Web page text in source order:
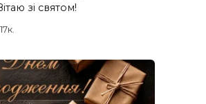
зі святом!
17к.